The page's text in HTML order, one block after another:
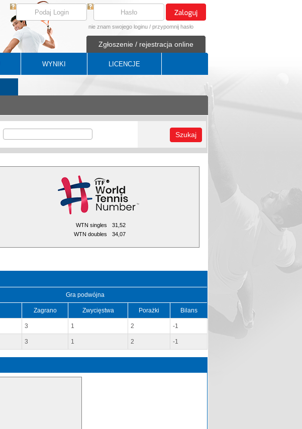
nie znam swojego loginu / przypomnij hasło
Zgłoszenie / rejestracja online
WYNIKI LICENCJE
Szukaj
WTN singles
31,52
WTN doubles
34,07
Gra podwójna
Zagrano Zwycięstwa Porażki Bilans
3 1 2 -1
3 1 2 -1